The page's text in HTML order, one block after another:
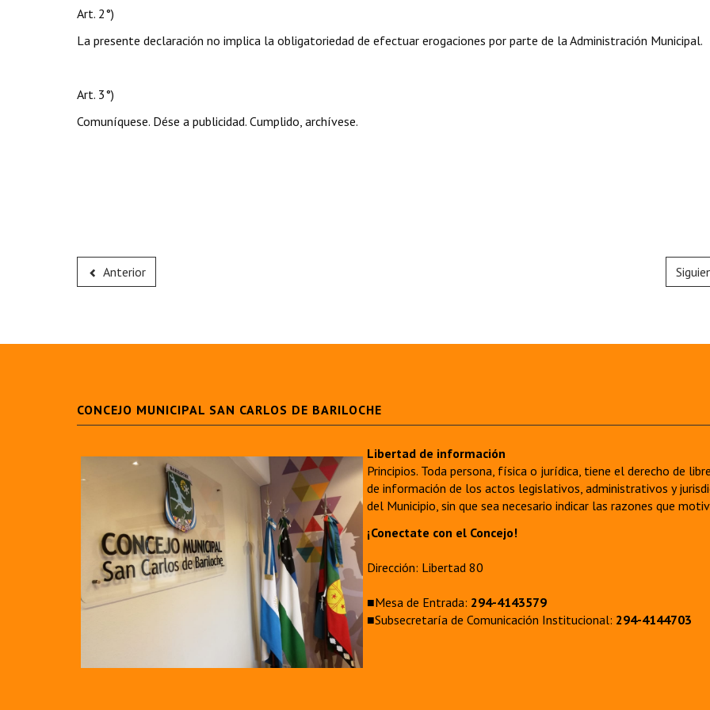
Art. 2°)
La presente declaración no implica la obligatoriedad de efectuar erogaciones por parte de la Administración Municipal.
Art. 3°)
Comuníquese. Dése a publicidad. Cumplido, archívese.
Anterior
CONCEJO MUNICIPAL SAN CARLOS DE BARILOCHE
Libertad de información
Principios. Toda persona, física o jurídica, tiene el derecho de
de información de los actos legislativos, administrativos y
del Municipio, sin que sea necesario indicar las razones que
¡Conectate con el Concejo!
Dirección: Libertad 80
■Mesa de Entrada: 294-4143579
■Subsecretaría de Comunicación Institucional: 294-4144703